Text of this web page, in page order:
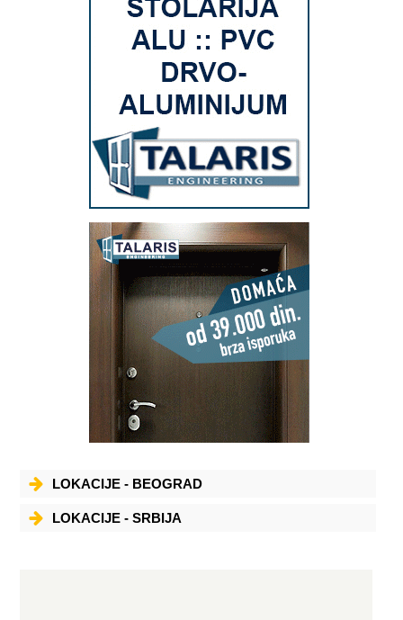
LOKACIJE - BEOGRAD
LOKACIJE - SRBIJA